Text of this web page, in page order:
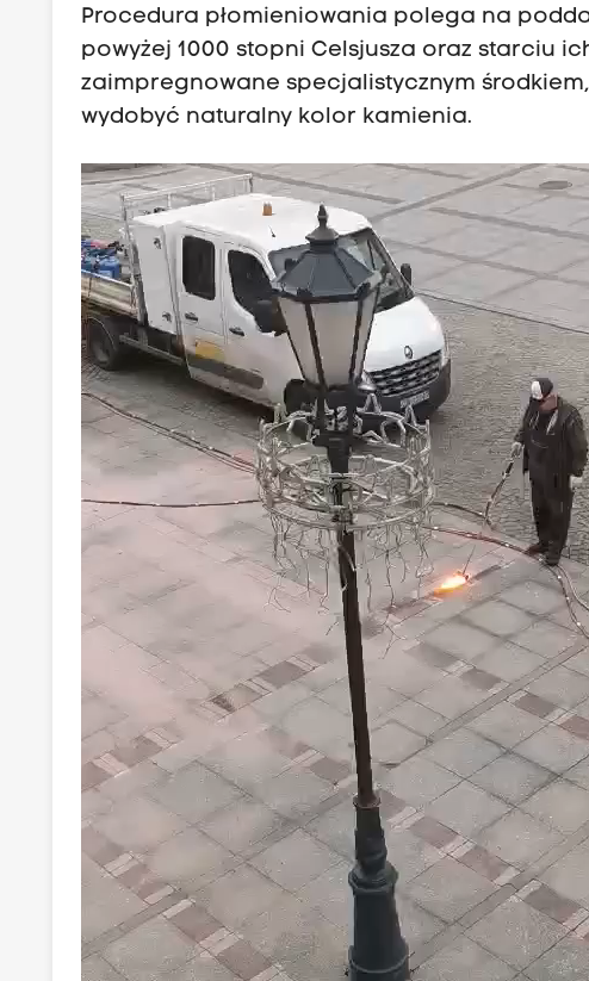
Procedura płomieniowania polega na
powyżej 1000 stopni Celsjusza oraz starciu
zaimpregnowane specjalistycznym
wydobyć naturalny kolor kamienia.